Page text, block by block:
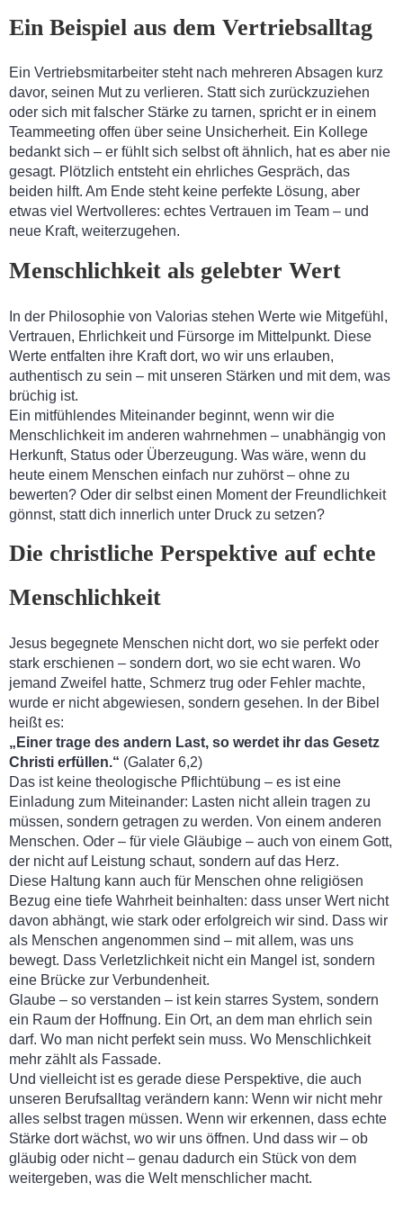
Ein Beispiel aus dem Vertriebsalltag
Ein Vertriebsmitarbeiter steht nach mehreren Absagen kurz
davor, seinen Mut zu verlieren. Statt sich zurückzuziehen
oder sich mit falscher Stärke zu tarnen, spricht er in einem
Teammeeting offen über seine Unsicherheit. Ein Kollege
bedankt sich – er fühlt sich selbst oft ähnlich, hat es aber nie
gesagt. Plötzlich entsteht ein ehrliches Gespräch, das
beiden hilft. Am Ende steht keine perfekte Lösung, aber
etwas viel Wertvolleres: echtes Vertrauen im Team – und
neue Kraft, weiterzugehen.
Menschlichkeit als gelebter Wert
In der Philosophie von Valorias stehen Werte wie Mitgefühl,
Vertrauen, Ehrlichkeit und Fürsorge im Mittelpunkt. Diese
Werte entfalten ihre Kraft dort, wo wir uns erlauben,
authentisch zu sein – mit unseren Stärken und mit dem, was
brüchig ist.
Ein mitfühlendes Miteinander beginnt, wenn wir die
Menschlichkeit im anderen wahrnehmen – unabhängig von
Herkunft, Status oder Überzeugung. Was wäre, wenn du
heute einem Menschen einfach nur zuhörst – ohne zu
bewerten? Oder dir selbst einen Moment der Freundlichkeit
gönnst, statt dich innerlich unter Druck zu setzen?
Die christliche Perspektive auf echte
Menschlichkeit
Jesus begegnete Menschen nicht dort, wo sie perfekt oder
stark erschienen – sondern dort, wo sie echt waren. Wo
jemand Zweifel hatte, Schmerz trug oder Fehler machte,
wurde er nicht abgewiesen, sondern gesehen. In der Bibel
heißt es:
„Einer trage des andern Last, so werdet ihr das Gesetz
Christi erfüllen.“ (Galater 6,2)
Das ist keine theologische Pflichtübung – es ist eine
Einladung zum Miteinander: Lasten nicht allein tragen zu
müssen, sondern getragen zu werden. Von einem anderen
Menschen. Oder – für viele Gläubige – auch von einem Gott,
der nicht auf Leistung schaut, sondern auf das Herz.
Diese Haltung kann auch für Menschen ohne religiösen
Bezug eine tiefe Wahrheit beinhalten: dass unser Wert nicht
davon abhängt, wie stark oder erfolgreich wir sind. Dass wir
als Menschen angenommen sind – mit allem, was uns
bewegt. Dass Verletzlichkeit nicht ein Mangel ist, sondern
eine Brücke zur Verbundenheit.
Glaube – so verstanden – ist kein starres System, sondern
ein Raum der Hoffnung. Ein Ort, an dem man ehrlich sein
darf. Wo man nicht perfekt sein muss. Wo Menschlichkeit
mehr zählt als Fassade.
Und vielleicht ist es gerade diese Perspektive, die auch
unseren Berufsalltag verändern kann: Wenn wir nicht mehr
alles selbst tragen müssen. Wenn wir erkennen, dass echte
Stärke dort wächst, wo wir uns öffnen. Und dass wir – ob
gläubig oder nicht – genau dadurch ein Stück von dem
weitergeben, was die Welt menschlicher macht.